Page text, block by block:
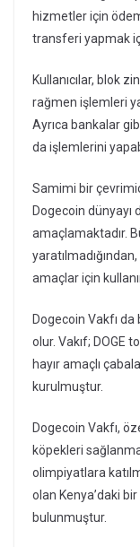
hizmetler için
transferi yapmak
Kullanıcılar, blok
rağmen işlemleri
Ayrıca bankalar
da işlemlerini
Samimi bir
Dogecoin
amaçlamaktadır.
amaçlar için
Dogecoin Vakfı
olur. Vakıf; DOGE
hayır amaçlı
kurulmuştur.
Dogecoin Vakfı,
köpekleri
olimpiyatlara
olan Kenya’daki
bulunmuştur.